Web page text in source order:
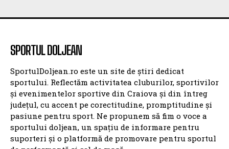
SPORTUL DOLJEAN
SportulDoljean.ro este un site de știri dedicat
sportului. Reflectăm activitatea cluburilor, sportivilor
și evenimentelor sportive din Craiova și din întreg
județul, cu accent pe corectitudine, promptitudine și
pasiune pentru sport. Ne propunem să fim o voce a
sportului doljean, un spațiu de informare pentru
suporteri și o platformă de promovare pentru sportul